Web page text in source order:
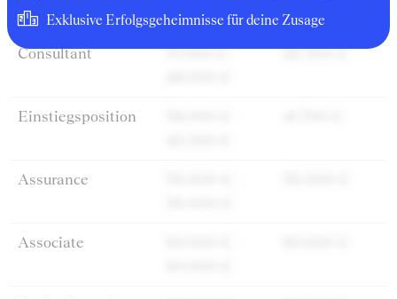
18.000 €
Consultant
37.000 € -
42.500 €
Einstiegsposition
Assurance
Associate
Exklusive Erfolgsgeheimnisse für deine Zusage